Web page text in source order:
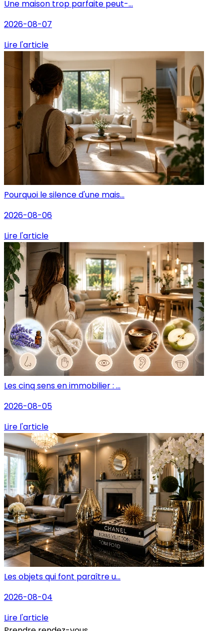
Une maison trop parfaite peut-...
2026-08-07
Lire l'article
Pourquoi le silence d'une mais...
2026-08-06
Lire l'article
Les cinq sens en immobilier : ...
2026-08-05
Lire l'article
Les objets qui font paraître u...
2026-08-04
Lire l'article